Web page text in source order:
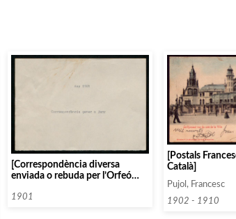
[Correspondència diversa
enviada o rebuda per l’Orfeó
1901
[Postals
Català]
Pujol, Francesc
1902 - 1910